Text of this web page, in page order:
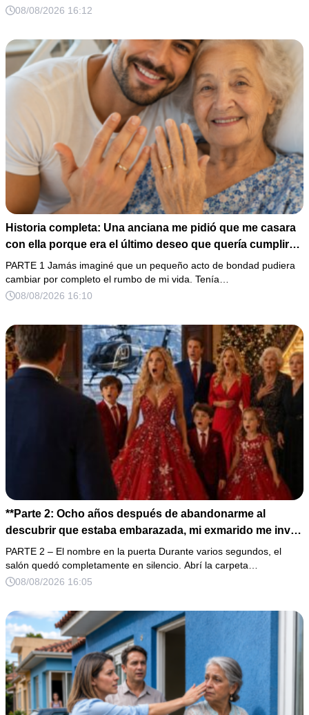
verdadera razón por la que él la eligió a ella por encima
08/08/2026 16:12
Historia completa: Una anciana me pidió que me casara
con ella porque era el último deseo que quería cumplir
antes de morir. Después de su fallecimiento, su abogado
puso en mis manos una vieja bolsa de hospital que
había conservado durante años y me dijo: «Ella te eligió
PARTE 1 Jamás imaginé que un pequeño acto de bondad pudiera
cambiar por completo el rumbo de mi vida. Tenía…
08/08/2026 16:10
**Parte 2: Ocho años después de abandonarme al
descubrir que estaba embarazada, mi exmarido me invitó
a la cena de Navidad convencido de que podría burlarse
de la mujer a la que creía una fracasada y sin hijos. Lo
que jamás imaginó fue que esa noche sería él quien
PARTE 2 – El nombre en la puerta Durante varios segundos, el
salón quedó completamente en silencio. Abrí la carpeta…
08/08/2026 16:05